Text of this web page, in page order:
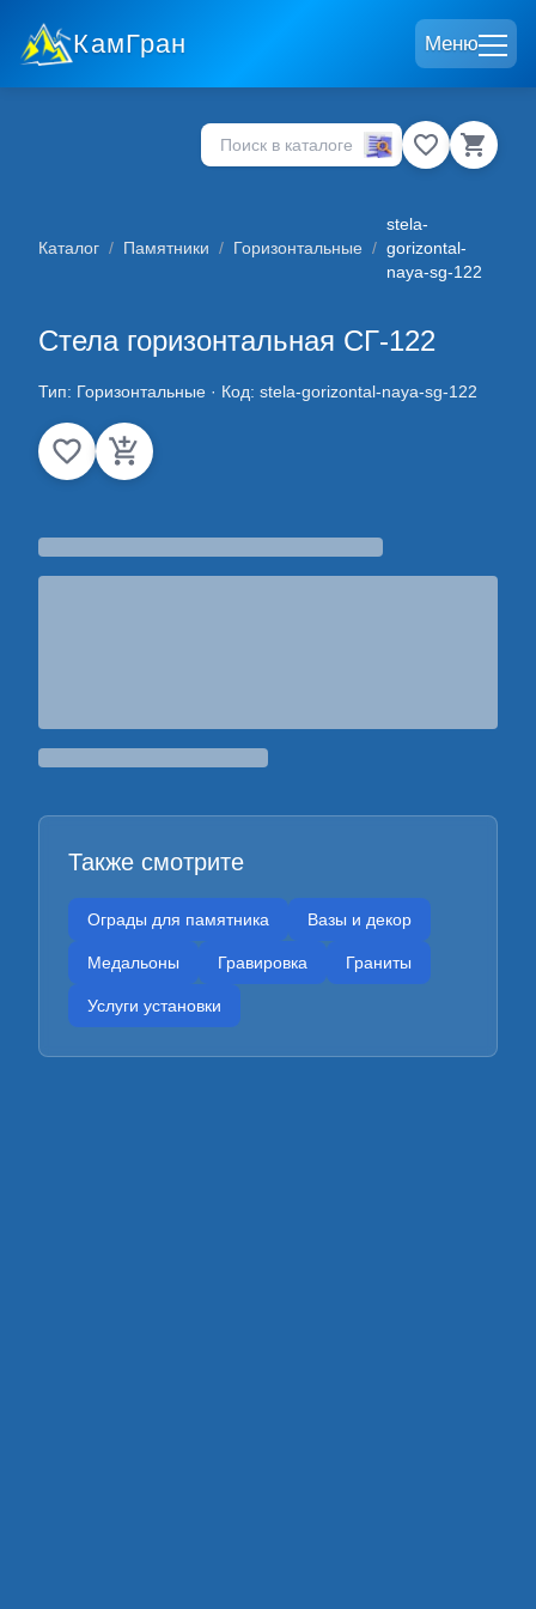
КамГран Меню
Каталог / Памятники / Горизонтальные /
stela-
gorizontal-
naya-sg-122
Стела горизонтальная СГ-122
Тип: Горизонтальные · Код: stela-gorizontal-naya-sg-122
Также смотрите
Ограды для памятника Вазы и декор
Медальоны Гравировка Граниты
Услуги установки